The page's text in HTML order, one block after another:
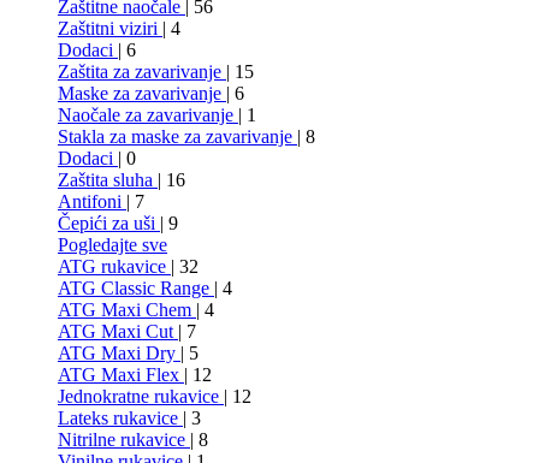
Zaštitne naočale | 56
Zaštitni viziri | 4
Dodaci | 6
Zaštita za zavarivanje | 15
Maske za zavarivanje | 6
Naočale za zavarivanje | 1
Stakla za maske za zavarivanje | 8
Dodaci | 0
Zaštita sluha | 16
Antifoni | 7
Čepići za uši | 9
Pogledajte sve
ATG rukavice | 32
ATG Classic Range | 4
ATG Maxi Chem | 4
ATG Maxi Cut | 7
ATG Maxi Dry | 5
ATG Maxi Flex | 12
Jednokratne rukavice | 12
Lateks rukavice | 3
Nitrilne rukavice | 8